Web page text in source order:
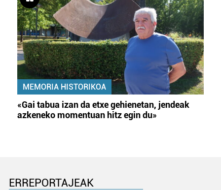
Webgune honek cookie propioak eta hirugarrenen cookie-
fitxategiak erabiltzen ditu. Zure esperientzia eta
zerbitzuak hobetzeko asmoz, cookie teknologiaz
baliatzen gara. Ohar hau onartuz gero, teknologia hori
erabiltzeko baimen esplizitua ematen diguzu.Gehiago
irakurri
MEMORIA HISTORIKOA
«Gai tabua izan da etxe gehienetan, jendeak
azkeneko momentuan hitz egin du»
ERREPORTAJEAK